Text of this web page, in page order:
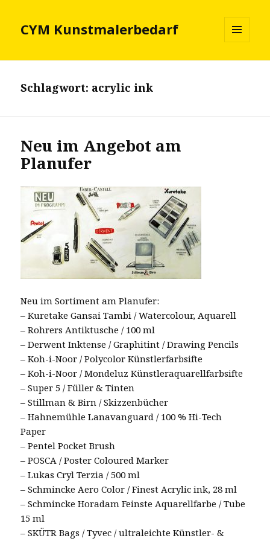
CYM Kunstmalerbedarf
UND
Schlagwort: acrylic ink
Neu im Angebot am
Planufer
Neu im Sortiment am Planufer:
– Kuretake Gansai Tambi / Watercolour, Aquarell
– Rohrers Antiktusche / 100 ml
– Derwent Inktense / Graphitint / Drawing Pencils
– Koh-i-Noor / Polycolor Künstlerfarbsifte
– Koh-i-Noor / Mondeluz Künstleraquarellfarbsifte
– Super 5 / Füller & Tinten
– Stillman & Birn / Skizzenbücher
– Hahnemühle Lanavanguard / 100 % Hi-Tech
Paper
– Pentel Pocket Brush
– POSCA / Poster Coloured Marker
– Lukas Cryl Terzia / 500 ml
– Schmincke Aero Color / Finest Acrylic ink, 28 ml
– Schmincke Horadam Feinste Aquarellfarbe / Tube
15 ml
– SKÜTR Bags / Tyvec / ultraleichte Künstler- &